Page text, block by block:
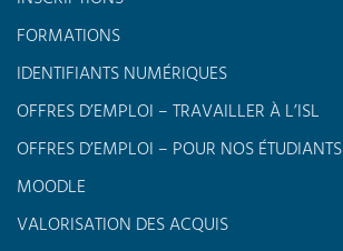
FORMATIONS
IDENTIFIANTS NUMÉRIQUES
OFFRES D’EMPLOI – TRAVAILLER À L’ISL
OFFRES D’EMPLOI – POUR NOS ÉTUDIANTS
MOODLE
VALORISATION DES ACQUIS